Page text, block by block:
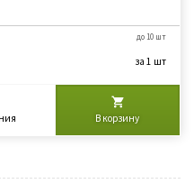
до 10 шт
за 1 шт
В корзину